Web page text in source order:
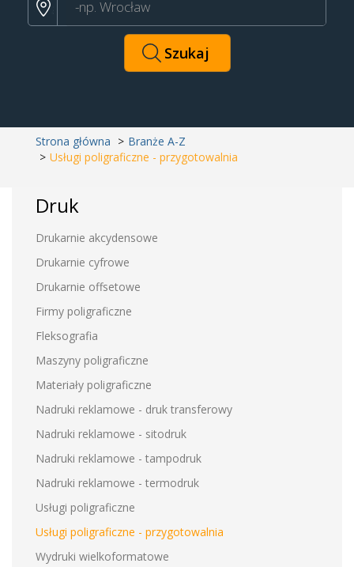
Strona główna
Branże A-Z
Usługi poligraficzne - przygotowalnia
Druk
Drukarnie akcydensowe
Drukarnie cyfrowe
Drukarnie offsetowe
Firmy poligraficzne
Fleksografia
Maszyny poligraficzne
Materiały poligraficzne
Nadruki reklamowe - druk transferowy
Nadruki reklamowe - sitodruk
Nadruki reklamowe - tampodruk
Nadruki reklamowe - termodruk
Usługi poligraficzne
Usługi poligraficzne - przygotowalnia
Wydruki wielkoformatowe